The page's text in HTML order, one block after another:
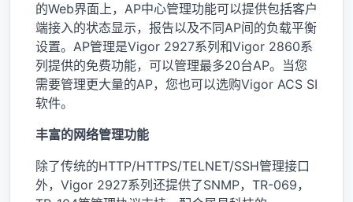
的Web界面上，AP中心管理功能可以提供包括客户
端接入的状态显示，报告以及不同AP间的负载平衡
设置。AP管理是Vigor 2927系列和Vigor 2860系
列提供的免费功能，可以管理最多20台AP。当您
需要管理更大量的AP，您也可以选购Vigor ACS SI
软件。
丰富的网络管理功能
除了传统的HTTP/HTTPS/TELNET/SSH管理接口
外，Vigor 2927系列还提供了SNMP，TR-069，